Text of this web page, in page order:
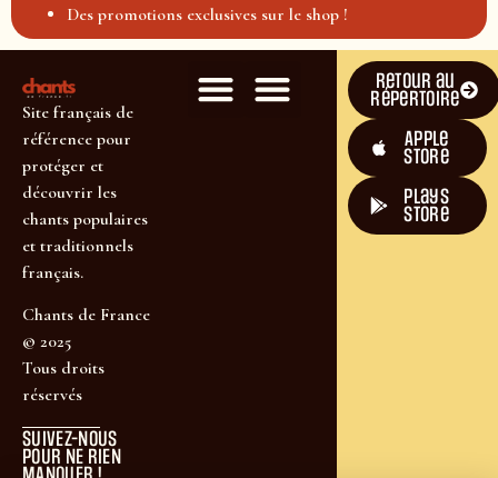
Des promotions exclusives sur le shop !
Site français de
référence pour
protéger et
découvrir les
chants populaires
et traditionnels
français.
Chants de France
© 2025
Tous droits
réservés
SUIVEZ-NOUS
POUR NE RIEN
Retour au
répertoire
Apple
Store
plays
store